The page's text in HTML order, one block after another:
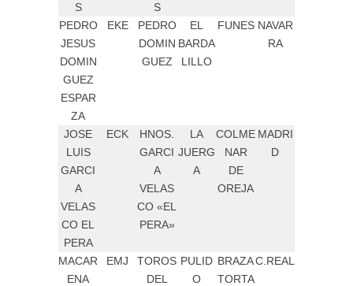
S
S
PEDRO
JESUS
DOMIN
GUEZ
ESPAR
ZA
EKE
PEDRO
DOMIN
GUEZ
EL
BARDA
LILLO
FUNES NAVAR
RA
JOSE
LUIS
GARCI
A
VELAS
CO EL
PERA
ECK
HNOS.
GARCI
A
VELAS
CO «EL
PERA»
LA
JUERG
A
COLME
NAR
DE
OREJA
MADRI
D
MACAR
ENA
EMJ
TOROS
DEL
PULID
O
BRAZA
TORTA
C.REAL